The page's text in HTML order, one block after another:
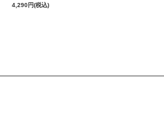
4,290円(税込)